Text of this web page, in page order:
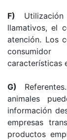
F)
llamativos, el
atención. Los
características
G)
animales
información
empresas
productos